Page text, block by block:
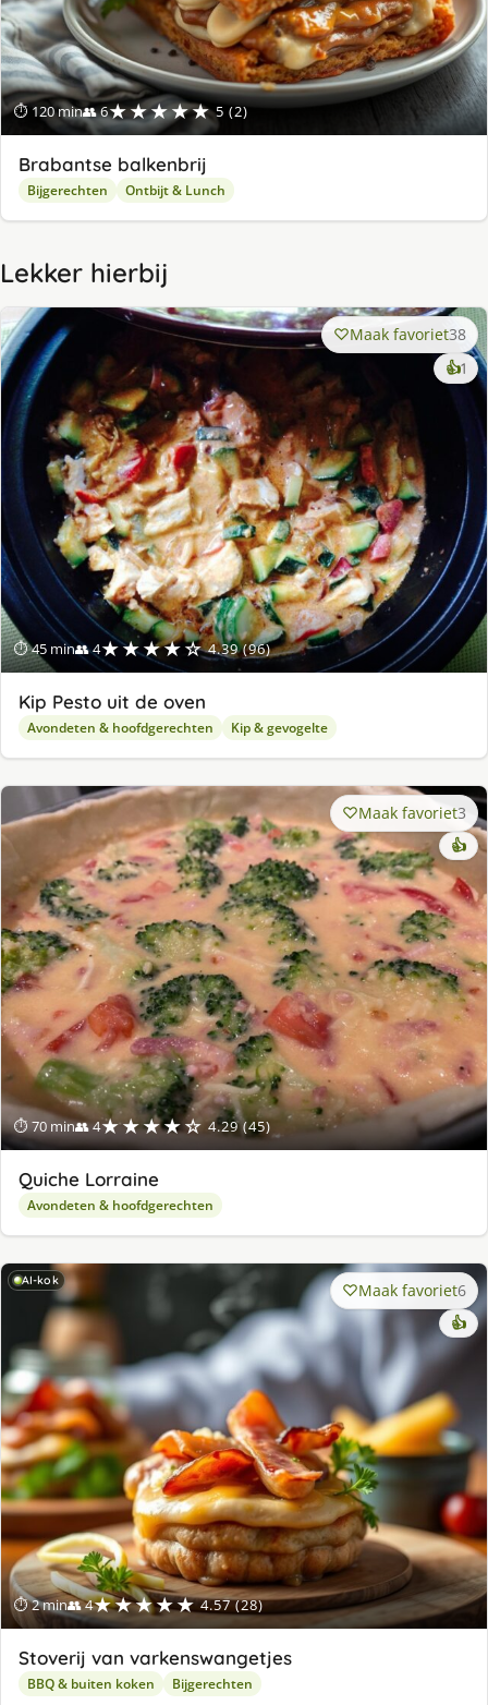
⏱ 120 min👥 6★★★★★ 5 (2)
Brabantse balkenbrij
Bijgerechten Ontbijt & Lunch
Lekker hierbij
⏱ 45 min👥 4★★★★☆ 4.39 (96)
Maak favoriet38
👍1
Kip Pesto uit de oven
Avondeten & hoofdgerechten Kip & gevogelte
⏱ 70 min👥 4★★★★☆ 4.29 (45)
Maak favoriet3
👍
Quiche Lorraine
Avondeten & hoofdgerechten
AI-kok
⏱ 2 min👥 4★★★★★ 4.57 (28)
Maak favoriet6
👍
Stoverij van varkenswangetjes
BBQ & buiten koken Bijgerechten